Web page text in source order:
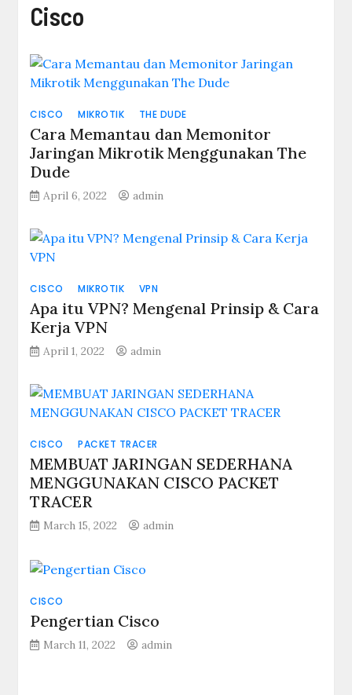
Cisco
CISCO MIKROTIK THE DUDE
Cara Memantau dan Memonitor
Jaringan Mikrotik Menggunakan The
Dude
April 6, 2022 admin
CISCO MIKROTIK VPN
Apa itu VPN? Mengenal Prinsip & Cara
Kerja VPN
April 1, 2022 admin
CISCO PACKET TRACER
MEMBUAT JARINGAN SEDERHANA
MENGGUNAKAN CISCO PACKET
TRACER
March 15, 2022 admin
CISCO
Pengertian Cisco
March 11, 2022 admin